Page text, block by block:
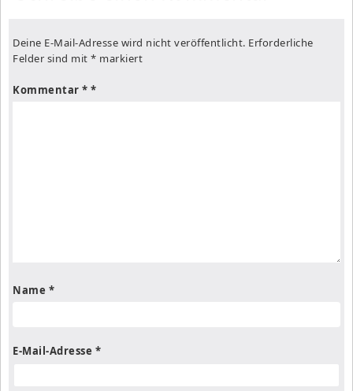
Deine E-Mail-Adresse wird nicht veröffentlicht. Erforderliche
Felder sind mit * markiert
Kommentar *
Name *
E-Mail-Adresse *